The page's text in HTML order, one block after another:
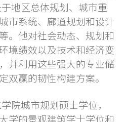
地区总体规划、城市重
市系统、廊道规划和设计
。他对社会动态、规划和
境绩效以及技术和经济变
并利用这些强大的专业储
双赢的韧性构建方案。
院城市规划硕士学位，
学的景观建筑学士学位和